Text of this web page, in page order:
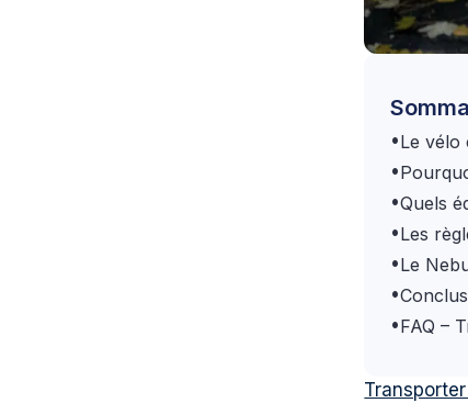
•Le vélo
•
•Quels
•Les
•Le
•
•FAQ –